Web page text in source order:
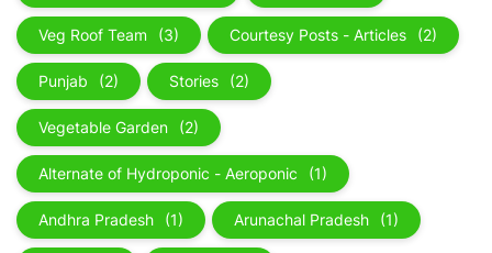
Veg Roof Team (3) Courtesy Posts - Articles (2)
Punjab (2) Stories (2)
Vegetable Garden (2)
Alternate of Hydroponic - Aeroponic (1)
Andhra Pradesh (1) Arunachal Pradesh (1)